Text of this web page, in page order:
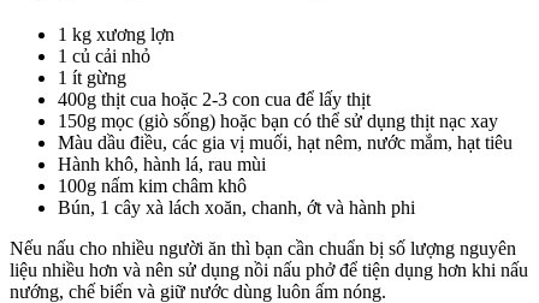
1 kg xương lợn
1 củ cải nhỏ
1 ít gừng
400g thịt cua hoặc 2-3 con cua để lấy thịt
150g mọc (giò sống) hoặc bạn có thể sử dụng thịt nạc xay
Màu dầu điều, các gia vị muối, hạt nêm, nước mắm, hạt tiêu
Hành khô, hành lá, rau mùi
100g nấm kim châm khô
Bún, 1 cây xà lách xoăn, chanh, ớt và hành phi
Nếu nấu cho nhiều người ăn thì bạn cần chuẩn bị số lượng nguyên
liệu nhiều hơn và nên sử dụng nồi nấu phở để tiện dụng hơn khi nấu
nướng, chế biến và giữ nước dùng luôn ấm nóng.